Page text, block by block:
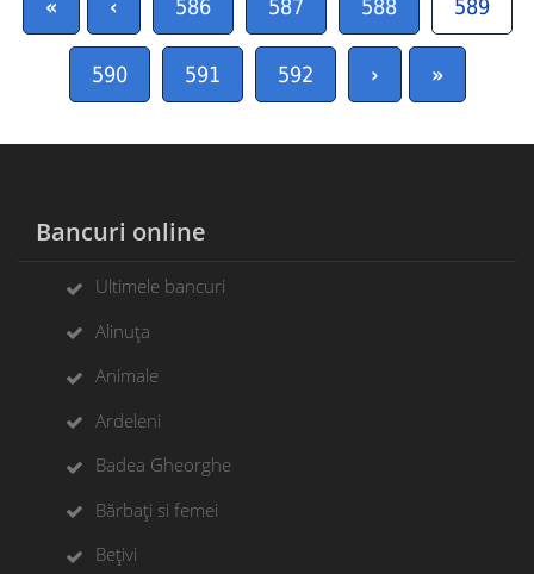
« ‹ 586 587 588 589
590 591 592 › »
Bancuri online
Ultimele bancuri
Alinuța
Animale
Ardeleni
Badea Gheorghe
Bărbați si femei
Bețivi